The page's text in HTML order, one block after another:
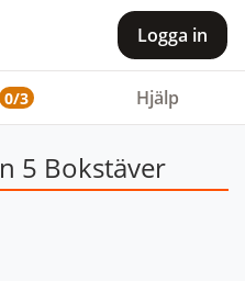
Logga in
0/3 Hjälp
5 Bokstäver